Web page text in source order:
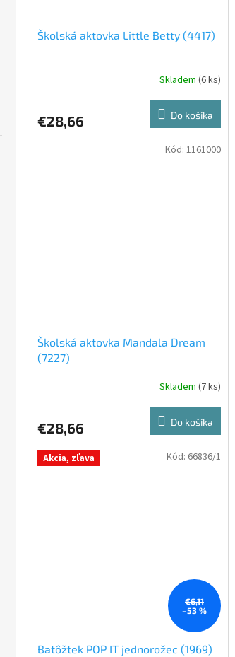
Školská aktovka Little Betty (4417)
Skladem (6 ks)
€28,66 Do košíka
Školská aktovka Mandala Dream
(7227)
Skladem (7 ks)
€28,66 Do košíka
Kód: 1161000
Akcia, zľava
€6,11
–53 %
Batôžtek POP IT jednorožec (1969)
Kód: 66836/1